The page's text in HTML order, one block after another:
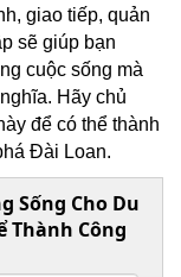
giao tiếp, quản
sẽ giúp bạn
cuộc sống mà
Hãy chủ
để có thể thành
Đài Loan.
Sống Cho Du
Thành Công